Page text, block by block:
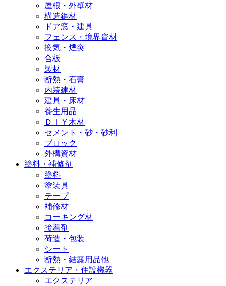
屋根・外壁材
構造鋼材
ドア窓・建具
フェンス・境界資材
換気・煙突
合板
製材
断熱・石膏
内装建材
建具・床材
養生用品
ＤＩＹ木材
セメント・砂・砂利
ブロック
外構資材
塗料・補修剤
塗料
塗装具
テープ
補修材
コーキング材
接着剤
荷造・包装
シート
断熱・結露用品他
エクステリア・住設機器
エクステリア